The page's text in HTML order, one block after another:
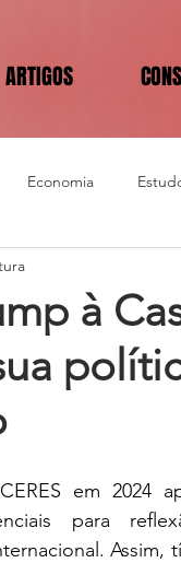
ARTIGOS
Economia
à
em 2024
para